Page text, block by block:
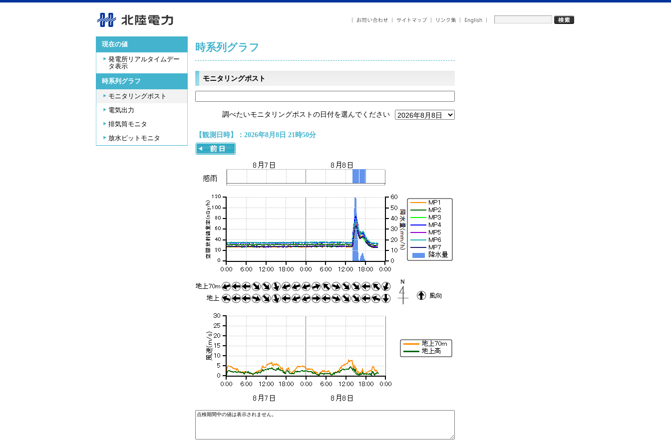
現在の値
発電所リアルタイムデー
タ表示
時系列グラフ
モニタリングポスト
電気出力
排気筒モニタ
放水ピットモニタ
時系列グラフ
モニタリングポスト
調べたいモニタリングポストの日付を選んでください
【観測日時】：2026年8月8日 21時50分